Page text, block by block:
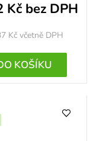
Kč bez DPH
Kč včetně DPH
KOŠÍKU